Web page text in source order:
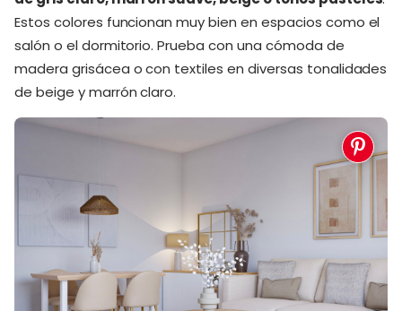
Estos colores funcionan muy bien en espacios como el
salón o el dormitorio. Prueba con una cómoda de
madera grisácea o con textiles en diversas tonalidades
de beige y marrón claro.